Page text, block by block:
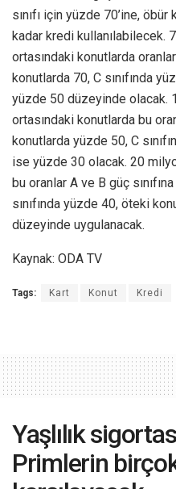
sınıfı için yüzde 70’ine,
kadar kredi kullanılabilecek.
ortasındaki konutlarda
konutlarda 70, C sınıfında
yüzde 50 düzeyinde olacak.
ortasındaki konutlarda bu
konutlarda yüzde 50, C
ise yüzde 30 olacak. 20
bu oranlar A ve B güç
sınıfında yüzde 40, öteki
düzeyinde uygulanacak.
Kaynak: ODA TV
Tags: Kart Konut Kredi
Yaşlılık
Primlerin